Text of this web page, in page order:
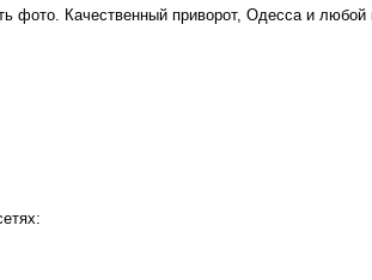
фото. Качественный приворот, Одесса и любой